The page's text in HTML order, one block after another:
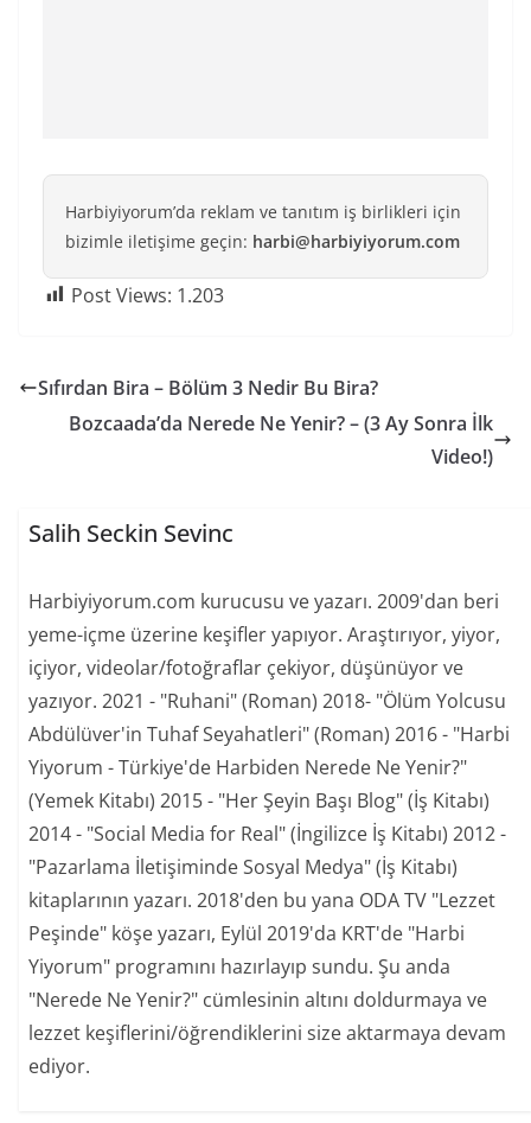
Harbiyiyorum’da reklam ve tanıtım iş birlikleri için
bizimle iletişime geçin: harbi@harbiyiyorum.com
Post Views: 1.203
Sıfırdan Bira – Bölüm 3 Nedir Bu Bira?
Bozcaada’da Nerede Ne Yenir? – (3 Ay Sonra İlk
Video!)
Salih Seckin Sevinc
Harbiyiyorum.com kurucusu ve yazarı. 2009'dan beri
yeme-içme üzerine keşifler yapıyor. Araştırıyor, yiyor,
içiyor, videolar/fotoğraflar çekiyor, düşünüyor ve
yazıyor. 2021 - "Ruhani" (Roman) 2018- "Ölüm Yolcusu
Abdülüver'in Tuhaf Seyahatleri" (Roman) 2016 - "Harbi
Yiyorum - Türkiye'de Harbiden Nerede Ne Yenir?"
(Yemek Kitabı) 2015 - "Her Şeyin Başı Blog" (İş Kitabı)
2014 - "Social Media for Real" (İngilizce İş Kitabı) 2012 -
"Pazarlama İletişiminde Sosyal Medya" (İş Kitabı)
kitaplarının yazarı. 2018'den bu yana ODA TV "Lezzet
Peşinde" köşe yazarı, Eylül 2019'da KRT'de "Harbi
Yiyorum" programını hazırlayıp sundu. Şu anda
"Nerede Ne Yenir?" cümlesinin altını doldurmaya ve
lezzet keşiflerini/öğrendiklerini size aktarmaya devam
ediyor.